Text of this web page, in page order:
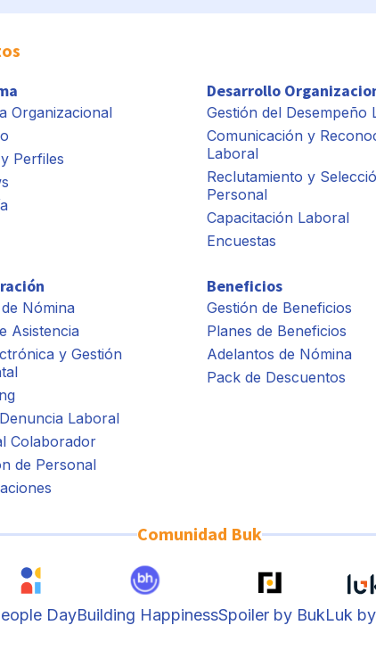
Organizacional
Perfiles
Desarrollo
Gestión del Desempeño
Comunicación y
Laboral
Reclutamiento y
Personal
Capacitación Laboral
Encuestas
Nómina
Asistencia
y Gestión
Laboral
Colaborador
de Personal
Beneficios
Gestión de Beneficios
Planes de Beneficios
Adelantos de Nómina
Pack de Descuentos
Comunidad Buk
DayBuilding HappinessSpoiler by BukLuk